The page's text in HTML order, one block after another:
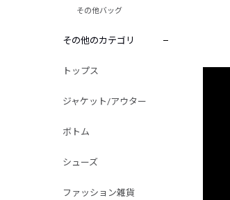
その他バッグ
その他のカテゴリ
トップス
ジャケット/アウター
ボトム
シューズ
ファッション雑貨